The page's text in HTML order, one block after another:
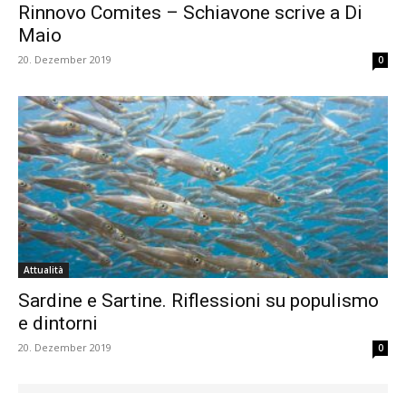
Rinnovo Comites – Schiavone scrive a Di
Maio
20. Dezember 2019 0
Attualità
Sardine e Sartine. Riflessioni su populismo
e dintorni
20. Dezember 2019 0